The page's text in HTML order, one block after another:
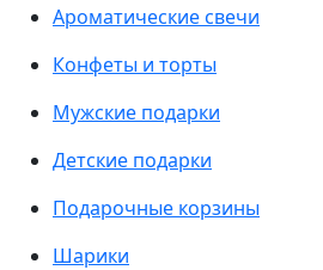
Ароматические свечи
Конфеты и торты
Мужские подарки
Детские подарки
Подарочные корзины
Шарики